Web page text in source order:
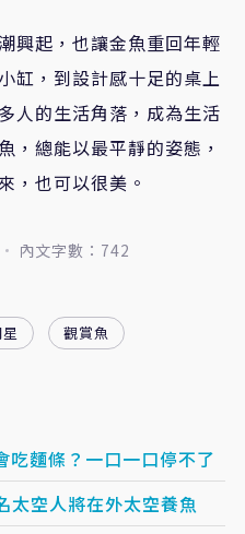
興起，也讓金魚重回年輕
缸，到設計感十足的桌上
人的生活角落，成為生活
，總能以最平靜的姿態，
，也可以很美。
內文字數：742
觀賞魚
吃麵條？一口一口停不了
太空人將在外太空養魚